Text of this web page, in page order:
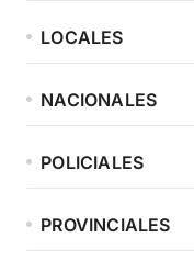
LOCALES
NACIONALES
POLICIALES
PROVINCIALES